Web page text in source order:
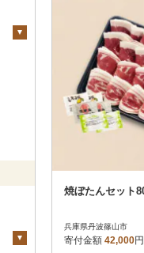
決済方法
PayPay
クレジットカ
Amazon Pay
楽天ペイ
メルペイ
d払い
焼ぼたんセット
兵庫県丹波篠山市
寄付金額 42,000円